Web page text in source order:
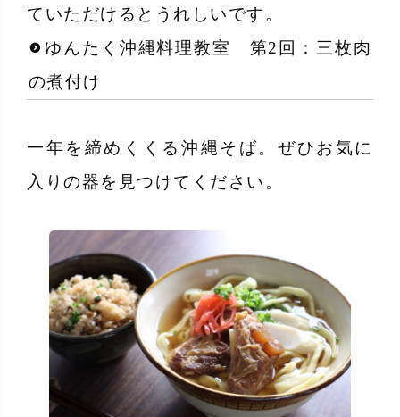
ていただけるとうれしいです。
ゆんたく沖縄料理教室 第2回：三枚肉
の煮付け
一年を締めくくる沖縄そば。ぜひお気に
入りの器を見つけてください。